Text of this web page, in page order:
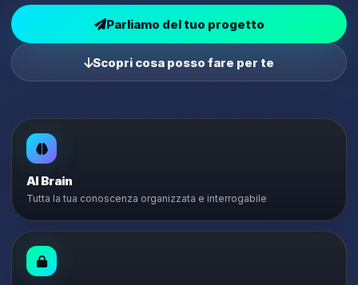
Parliamo del tuo progetto
Scopri cosa posso fare per te
AI Brain
Tutta la tua conoscenza organizzata e interrogabile